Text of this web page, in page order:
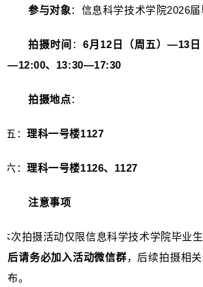
参与对象：信息科学技术学院2026届
拍摄时间 ：6月12日（周五）—13
—12:00、13:30—17:30
拍摄地点：
五：理科一号楼1127
六：理科一号楼1126、1127
注意事项
本次拍摄活动仅限信息科学技术学院毕业
后请务必加入活动微信群，后续拍摄相
布。